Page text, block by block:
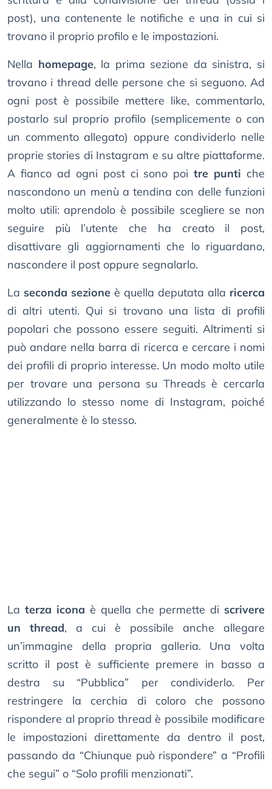
post), una contenente le notifiche e una in cui si
trovano il proprio profilo e le impostazioni.
Nella homepage, la prima sezione da sinistra, si
trovano i thread delle persone che si seguono. Ad
ogni post è possibile mettere like, commentarlo,
postarlo sul proprio profilo (semplicemente o con
un commento allegato) oppure condividerlo nelle
proprie stories di Instagram e su altre piattaforme.
A fianco ad ogni post ci sono poitre punti che
nascondono un menù a tendina con delle funzioni
molto utili: aprendolo è possibile scegliere se non
seguire più l’utente che ha creato il post,
disattivare gli aggiornamenti che lo riguardano,
nascondere il post oppure segnalarlo.
La seconda sezione è quella deputata alla ricerca
di altri utenti. Qui si trovano una lista di profili
popolari che possono essere seguiti. Altrimenti si
può andare nella barra di ricerca e cercare i nomi
dei profili di proprio interesse. Un modo molto utile
per trovare una persona su Threads è cercarla
utilizzando lo stesso nome di Instagram, poiché
generalmente è lo stesso.
La terza icona è quella che permette di scrivere
un thread, a cui è possibile anche allegare
un’immagine della propria galleria. Una volta
scritto il post è sufficiente premere in basso a
destra su “Pubblica” per condividerlo. Per
restringere la cerchia di coloro che possono
rispondere al proprio thread è possibile modificare
le impostazioni direttamente da dentro il post,
passando da “Chiunque può rispondere” a “Profili
che segui” o “Solo profili menzionati”.